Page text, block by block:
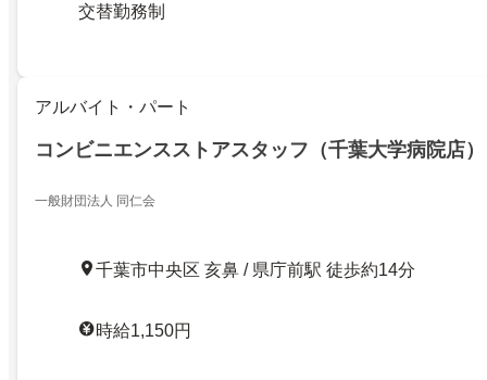
交替勤務制
アルバイト・パート
コンビニエンスストアスタッフ（千葉大学病院店）
一般財団法人 同仁会
千葉市中央区 亥鼻 / 県庁前駅 徒歩約14分
時給1,150円